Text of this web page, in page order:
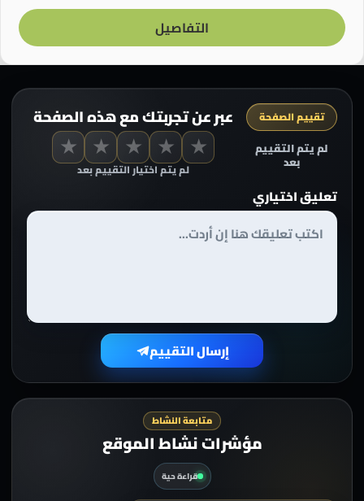
التفاصيل
عبر عن تجربتك مع هذه الصفحة تقييم الصفحة
★ ★ ★ ★ ★
لم يتم اختيار التقييم بعد
لم يتم التقييم
بعد
تعليق اختياري
إرسال التقييم
متابعة النشاط
مؤشرات نشاط الموقع
قراءة حية